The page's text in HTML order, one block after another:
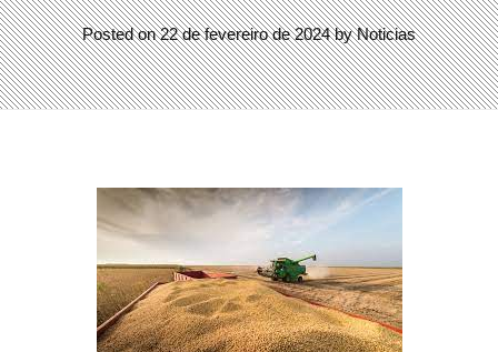
Posted on 22 de fevereiro de 2024 by Noticias